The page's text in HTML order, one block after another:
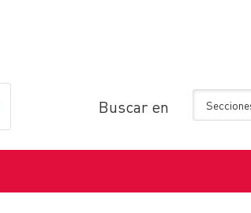
Buscar en